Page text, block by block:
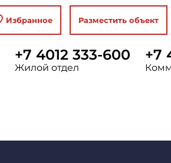
Избранное Разместить объект
+7 4012 333-600
Жилой отдел
+7